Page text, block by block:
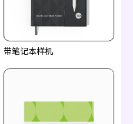
带笔记本样机